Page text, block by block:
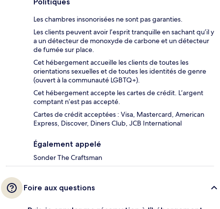
Les chambres insonorisées ne sont pas garanties.
Les clients peuvent avoir l’esprit tranquille en sachant qu’il y
a un détecteur de monoxyde de carbone et un détecteur
de fumée sur place.
Cet hébergement accueille les clients de toutes les
orientations sexuelles et de toutes les identités de genre
(ouvert à la communauté LGBTQ+).
Cet hébergement accepte les cartes de crédit. L’argent
comptant n’est pas accepté.
Cartes de crédit acceptées : Visa, Mastercard, American
Express, Discover, Diners Club, JCB International
Également appelé
Sonder The Craftsman
Foire aux questions